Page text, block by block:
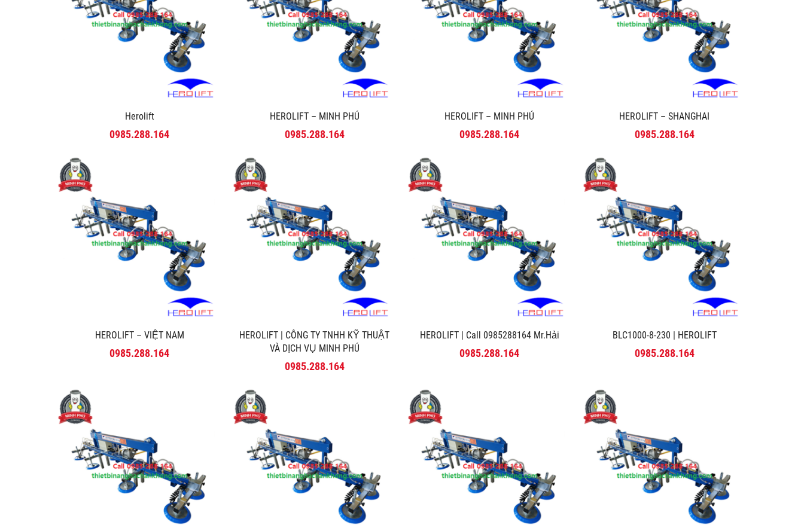
Herolift
0985.288.164
HEROLIFT – MINH PHÚ
0985.288.164
HEROLIFT – MINH PHÚ
0985.288.164
HEROLIFT – SHANGHAI
0985.288.164
HEROLIFT – VIỆT NAM
0985.288.164
HEROLIFT | CÔNG TY TNHH KỸ THUẬT
VÀ DỊCH VỤ MINH PHÚ
0985.288.164
HEROLIFT | Call 0985288164 Mr.Hải
0985.288.164
BLC1000-8-230 | HEROLIFT
0985.288.164